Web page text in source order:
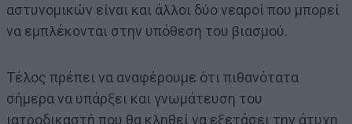
αστυνομικών είναι και άλλοι δύο νεαροί που μπορεί
να εμπλέκονται στην υπόθεση του βιασμού.
Τέλος πρέπει να αναφέρουμε ότι πιθανότατα
σήμερα να υπάρξει και γνωμάτευση του
ιατροδικαστή που θα κληθεί να εξετάσει την άτυχη